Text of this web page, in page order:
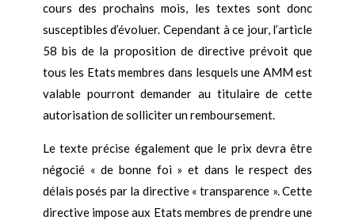
cours des prochains mois, les textes sont donc
susceptibles d’évoluer. Cependant à ce jour, l’article
58 bis de la proposition de directive prévoit que
tous les Etats membres dans lesquels une AMM est
valable pourront demander au titulaire de cette
autorisation de solliciter un remboursement.
Le texte précise également que le prix devra être
négocié « de bonne foi » et dans le respect des
délais posés par la directive « transparence ». Cette
directive impose aux Etats membres de prendre une